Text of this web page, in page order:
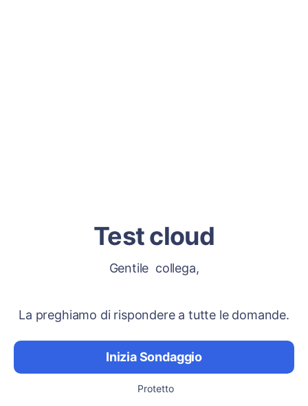
Test cloud
Gentile collega,
La preghiamo di rispondere a tutte le domande.
Inizia Sondaggio
Protetto